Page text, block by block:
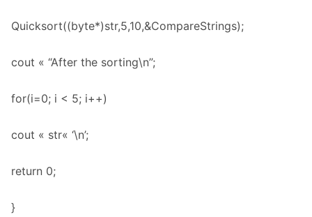
Quicksort((byte*)str,5,10,&CompareStrings);
cout « “After the sorting\n”;
for(i=0; i < 5; i++)
cout « str« ‘\n’;
return 0;
}